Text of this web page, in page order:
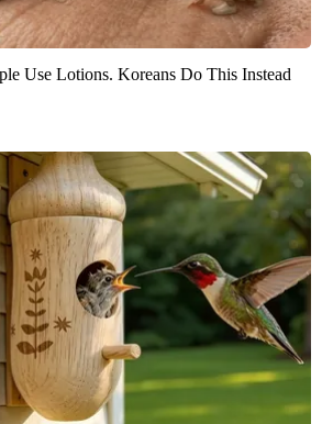
Use Lotions. Koreans Do This Instead